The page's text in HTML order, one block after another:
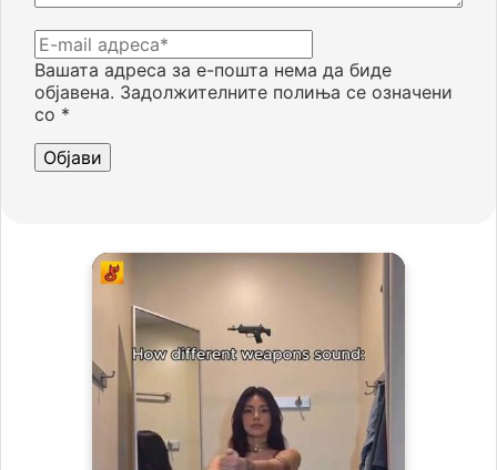
Вашата адреса за е-пошта нема да биде
објавена. Задолжителните полиња се означени
со *